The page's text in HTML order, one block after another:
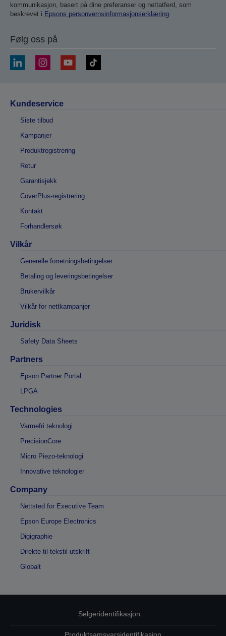
kommunikasjon, basert på dine preferanser og nettatferd, som
beskrevet i Epsons personvernsinformasjonserklæring
Følg oss på
Kundeservice
Siste tilbud
Kampanjer
Produktregistrering
Retur
Garantisjekk
CoverPlus-registrering
Kontakt
Forhandlersøk
Vilkår
Generelle forretningsbetingelser
Betaling og leveringsbetingelser
Brukervilkår
Vilkår for nettkampanjer
Juridisk
Safety Data Sheets
Partners
Epson Partner Portal
LPGA
Technologies
Varmefri teknologi
PrecisionCore
Micro Piezo-teknologi
Innovative teknologier
Company
Nettsted for Executive Team
Epson Europe Electronics
Digigraphie
Direkte-til-tekstil-utskrift
Globalt
Selgeridentifikasjon
Produktsamsvarsidentifikasjon